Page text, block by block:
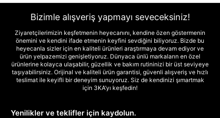
Bizimle alışveriş yapmayı seveceksiniz!
Ziyaretçilerimizin keşfetmenin heyecanını, kendine özen göstermenin
önemini ve kendini ifade etmenin keyfini sevdiğini biliyoruz. Bizde bu
heyecanla sizler için en kaliteli ürünleri araştırmaya devam ediyor ve
ürün yelpazemizi genişletiyoruz. Dünyaca ünlü markaların en özel
ürünlerine kolayca ulaşabilir, güzellik ve bakım rutininizi bir üst seviyeye
taşıyabilirsiniz. Orijinal ve kaliteli ürün garantisi, güvenli alışveriş ve hızlı
teslimat ile keyifli bir deneyim sunuyoruz. Siz de kendinizi şımartmak
için 3KA’yı keşfedin!
Yenilikler ve teklifler için kaydolun.